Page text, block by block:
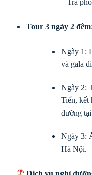
– Trả
Tour 3 ngày 2 đêm:
Ngày 1:
và gala
Ngày 2:
Tiến, kết
dưỡng
Ngày 3:
Hà Nội.